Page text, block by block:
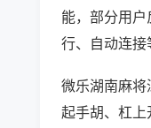
能，部分用户
行、自动连接
微乐湖南麻
起手胡、杠